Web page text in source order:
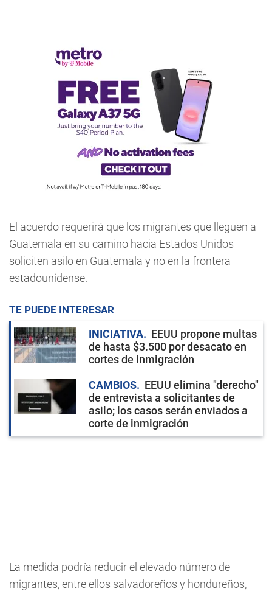
El acuerdo requerirá que los migrantes que lleguen a
Guatemala en su camino hacia Estados Unidos
soliciten asilo en Guatemala y no en la frontera
estadounidense.
TE PUEDE INTERESAR
INICIATIVA
EEUU propone multas
de hasta $3.500 por desacato en
cortes de inmigración
CAMBIOS
EEUU elimina "derecho"
de entrevista a solicitantes de
asilo; los casos serán enviados a
corte de inmigración
La medida podría reducir el elevado número de
migrantes, entre ellos salvadoreños y hondureños,